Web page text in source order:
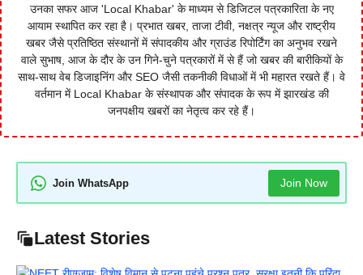
उनका सफर आज 'Local Khabar' के माध्यम से डिजिटल पत्रकारिता के नए
आयाम स्थापित कर रहा है। प्रभात खबर, ताजा टीवी, नक्षत्र न्यूज और राष्ट्रीय
खबर जैसे प्रतिष्ठित संस्थानों में संपादकीय और ग्राउंड रिपोर्टिंग का अनुभव रखने
वाले सुभाष, आज के दौर के उन गिने-चुने पत्रकारों में से हैं जो खबर की बारीकियों के
साथ-साथ वेब डिजाइनिंग और SEO जैसी तकनीकी विधाओं में भी महारत रखते हैं। वे
वर्तमान में Local Khabar के संस्थापक और संपादक के रूप में झारखंड की
जनपक्षीय खबरों का नेतृत्व कर रहे हैं।
Join WhatsApp Join Now
Latest Stories